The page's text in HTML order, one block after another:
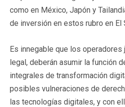
como en México, Japón y
de inversión en estos rubro en El
Es innegable que los
legal, deberán asumir la función
integrales de transformación
posibles vulneraciones de
las tecnologías digitales, y con